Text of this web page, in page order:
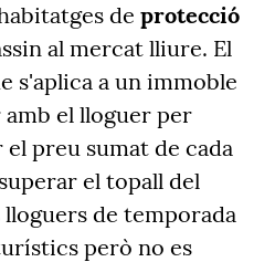
de protecció
al mercat lliure. El
s'aplica a un immoble
el lloguer per
preu sumat de cada
el topall del
de temporada
però no es